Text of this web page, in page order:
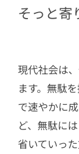
そっと寄
現代社会は
ます。無駄
で速やかに
ど、無駄に
省いていっ